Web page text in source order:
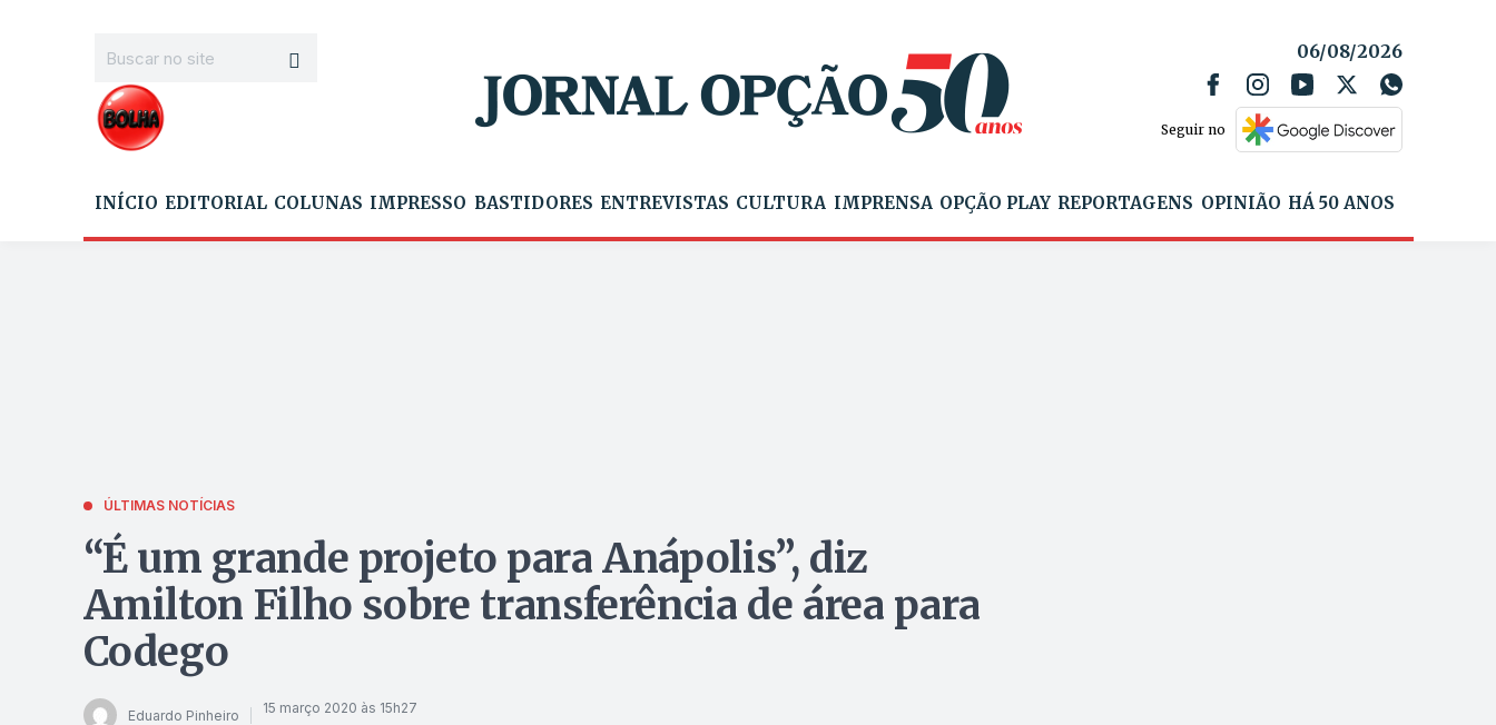
06/08/2026
Seguir no
INÍCIO EDITORIAL COLUNAS IMPRESSO BASTIDORES ENTREVISTAS CULTURA IMPRENSA OPÇÃO PLAY REPORTAGENS OPINIÃO HÁ 50 ANOS
ÚLTIMAS NOTÍCIAS
“É um grande projeto para Anápolis”, diz
Amilton Filho sobre transferência de área para
Codego
Eduardo Pinheiro 15 março 2020 às 15h27